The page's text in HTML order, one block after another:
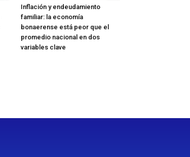
Inflación y endeudamiento
familiar: la economía
bonaerense está peor que el
promedio nacional en dos
variables clave